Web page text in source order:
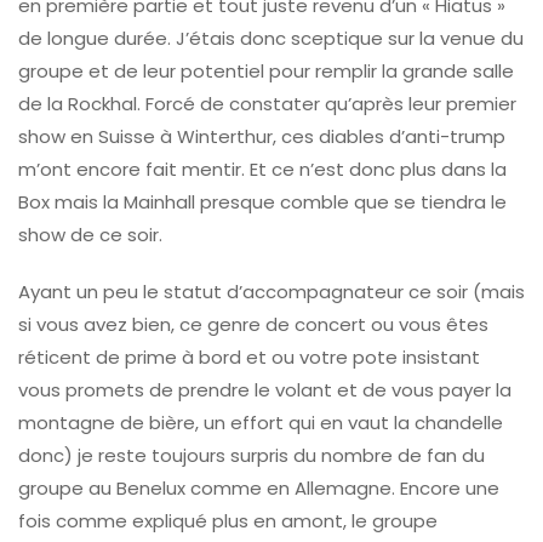
en première partie et tout juste revenu d’un « Hiatus »
de longue durée. J’étais donc sceptique sur la venue du
groupe et de leur potentiel pour remplir la grande salle
de la Rockhal. Forcé de constater qu’après leur premier
show en Suisse à Winterthur, ces diables d’anti-trump
m’ont encore fait mentir. Et ce n’est donc plus dans la
Box mais la Mainhall presque comble que se tiendra le
show de ce soir.
Ayant un peu le statut d’accompagnateur ce soir (mais
si vous avez bien, ce genre de concert ou vous êtes
réticent de prime à bord et ou votre pote insistant
vous promets de prendre le volant et de vous payer la
montagne de bière, un effort qui en vaut la chandelle
donc) je reste toujours surpris du nombre de fan du
groupe au Benelux comme en Allemagne. Encore une
fois comme expliqué plus en amont, le groupe